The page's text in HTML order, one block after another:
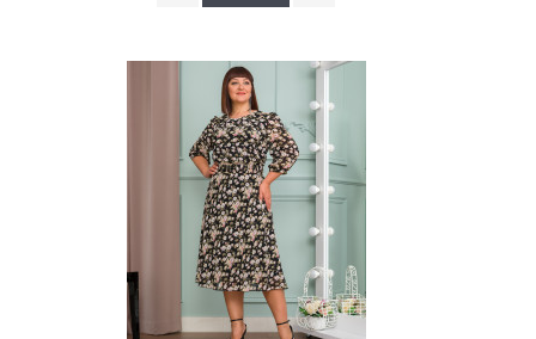
Наклейки Варіант з %